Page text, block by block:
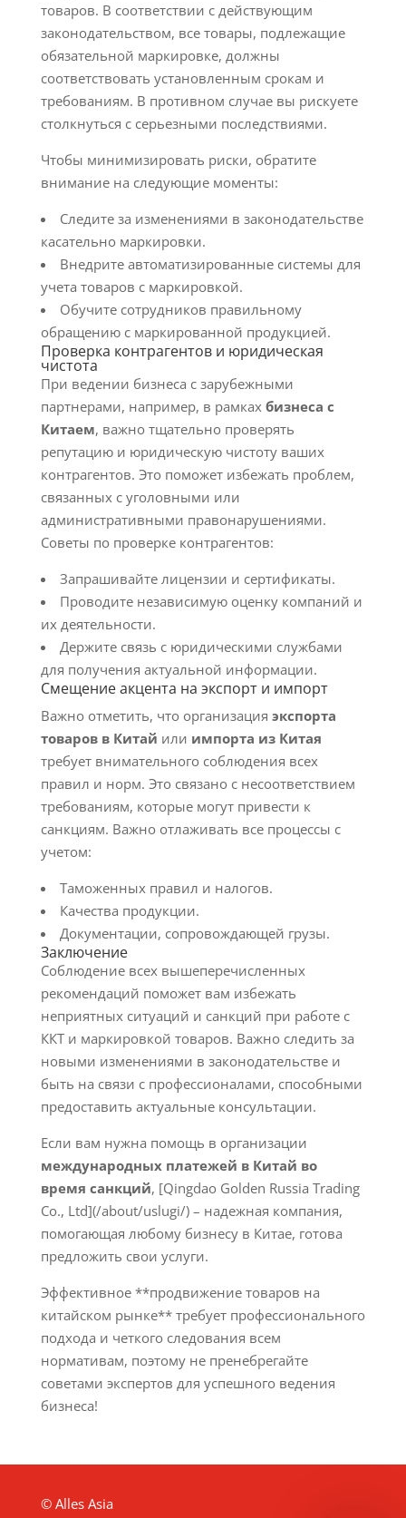
товаров. В соответствии с действующим
законодательством, все товары, подлежащие
обязательной маркировке, должны
соответствовать установленным срокам и
требованиям. В противном случае вы рискуете
столкнуться с серьезными последствиями.
Чтобы минимизировать риски, обратите
внимание на следующие моменты:
Следите за изменениями в законодательстве
касательно маркировки.
Внедрите автоматизированные системы для
учета товаров с маркировкой.
Обучите сотрудников правильному
обращению с маркированной продукцией.
Проверка контрагентов и юридическая
чистота
При ведении бизнеса с зарубежными
партнерами, например, в рамках бизнеса с
Китаем, важно тщательно проверять
репутацию и юридическую чистоту ваших
контрагентов. Это поможет избежать проблем,
связанных с уголовными или
административными правонарушениями.
Советы по проверке контрагентов:
Запрашивайте лицензии и сертификаты.
Проводите независимую оценку компаний и
их деятельности.
Держите связь с юридическими службами
для получения актуальной информации.
Смещение акцента на экспорт и импорт
Важно отметить, что организация экспорта
товаров в Китай или импорта из Китая
требует внимательного соблюдения всех
правил и норм. Это связано с несоответствием
требованиям, которые могут привести к
санкциям. Важно отлаживать все процессы с
учетом:
Таможенных правил и налогов.
Качества продукции.
Документации, сопровождающей грузы.
Заключение
Соблюдение всех вышеперечисленных
рекомендаций поможет вам избежать
неприятных ситуаций и санкций при работе с
ККТ и маркировкой товаров. Важно следить за
новыми изменениями в законодательстве и
быть на связи с профессионалами, способными
предоставить актуальные консультации.
Если вам нужна помощь в организации
международных платежей в Китай во
время санкций, [Qingdao Golden Russia Trading
Co., Ltd](/about/uslugi/) – надежная компания,
помогающая любому бизнесу в Китае, готова
предложить свои услуги.
Эффективное **продвижение товаров на
китайском рынке** требует профессионального
подхода и четкого следования всем
нормативам, поэтому не пренебрегайте
советами экспертов для успешного ведения
бизнеса!
© Alles Asia